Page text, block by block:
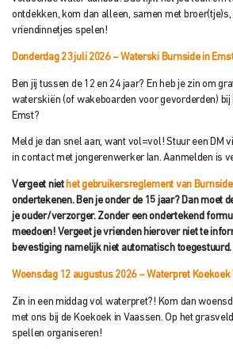
ontdekken, kom dan alleen, samen met
vriendinnetjes spelen!
Donderdag 23 juli 2026 –Waterski Burnside in
Ben jij tussen de 12 en 24 jaar? En heb je zin om
waterskiën (of wakeboarden voor gevorderden) bij
Emst?
Meld je dan snel aan, want vol=vol! Stuur een DM
in contact met jongerenwerker Ian. Aanmelden is
Vergeet niet het gebruikersreglement van
ondertekenen. Ben je onder de 15 jaar? Dan moet
je ouder/verzorger. Zonder een ondertekend
meedoen! Vergeet je vrienden hierover niet te
bevestiging namelijk niet automatisch toegestuurd.
Woensdag 12 augustus 2026 – Waterpret Koekoek
Zin in een middag vol waterpret?! Kom dan
met ons bij de Koekoek in Vaassen. Op het
spellen organiseren!